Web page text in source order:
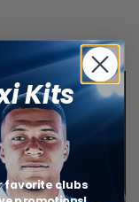
Kits
favorite clubs